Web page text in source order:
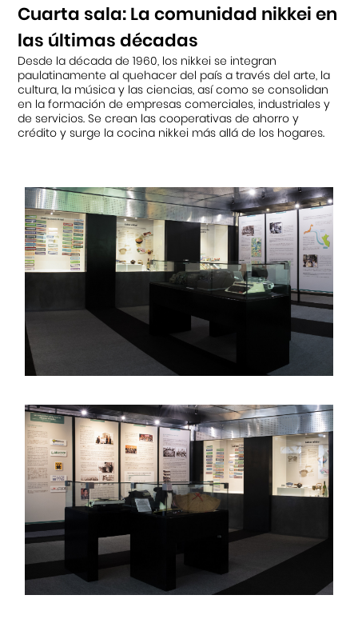
Cuarta sala: La comunidad nikkei en
las últimas décadas
Desde la década de 1960, los nikkei se integran
paulatinamente al quehacer del país a través del arte, la
cultura, la música y las ciencias, así como se consolidan
en la formación de empresas comerciales, industriales y
de servicios. Se crean las cooperativas de ahorro y
crédito y surge la cocina nikkei más allá de los hogares.